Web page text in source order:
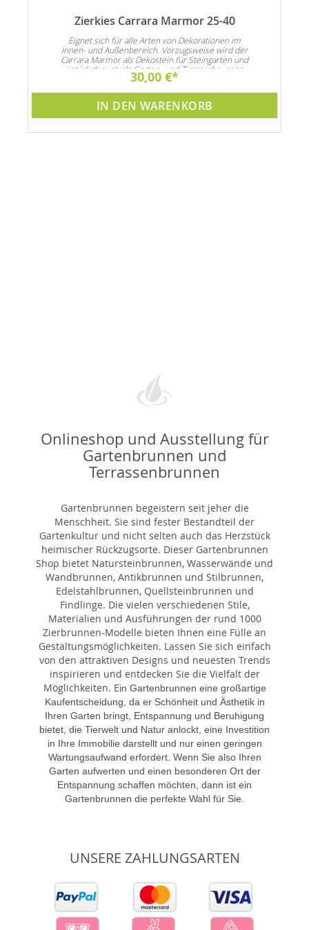
Zierkies Carrara Marmor 25-40
Eignet sich für alle Arten von Dekorationen im
Innen- und Außenbereich. Vorzugsweise wird der
Carrara Marmor als Dekostein für Steingarten und
natürlich auch als Garten- und Zimmerbrunnen
Dekoration verwendet
30,00 €
IN DEN WARENKORB
Onlineshop und Ausstellung für
Gartenbrunnen und
Terrassenbrunnen
Gartenbrunnen begeistern seit jeher die
Menschheit. Sie sind fester Bestandteil der
Gartenkultur und nicht selten auch das Herzstück
heimischer Rückzugsorte. Dieser Gartenbrunnen
Shop bietet Natursteinbrunnen, Wasserwände und
Wandbrunnen, Antikbrunnen und Stilbrunnen,
Edelstahlbrunnen, Quellsteinbrunnen und
Findlinge. Die vielen verschiedenen Stile,
Materialien und Ausführungen der rund 1000
Zierbrunnen-Modelle bieten Ihnen eine Fülle an
Gestaltungsmöglichkeiten. Lassen Sie sich einfach
von den attraktiven Designs und neuesten Trends
inspirieren und entdecken Sie die Vielfalt der
Möglichkeiten. Ein Gartenbrunnen eine großartige
Kaufentscheidung, da er Schönheit und Ästhetik in
Ihren Garten bringt, Entspannung und Beruhigung
bietet, die Tierwelt und Natur anlockt, eine Investition
in Ihre Immobilie darstellt und nur einen geringen
Wartungsaufwand erfordert. Wenn Sie also Ihren
Garten aufwerten und einen besonderen Ort der
Entspannung schaffen möchten, dann ist ein
Gartenbrunnen die perfekte Wahl für Sie.
UNSERE ZAHLUNGSARTEN